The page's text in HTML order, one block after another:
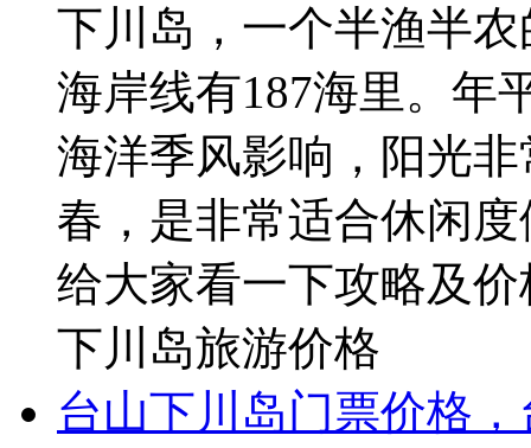
下川岛，一个半渔半
海岸线有187海里。年
海洋季风影响，阳光
春，是非常适合休闲
给大家看一下攻略及
下川岛旅游价格
台山下川岛门票价格